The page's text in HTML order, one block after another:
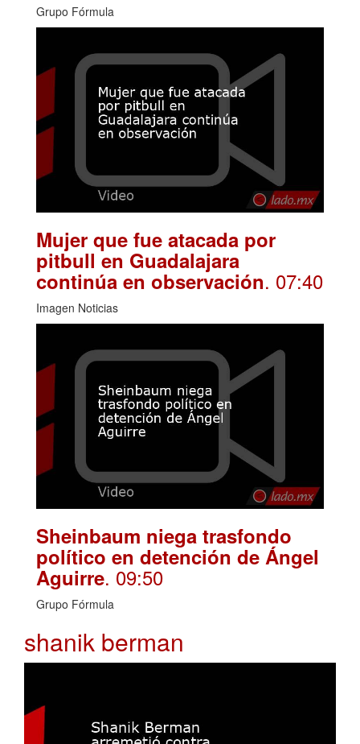
Grupo Fórmula
Mujer que fue atacada por
pitbull en Guadalajara
continúa en observación. 07:40
Imagen Noticias
Sheinbaum niega trasfondo
político en detención de Ángel
Aguirre. 09:50
Grupo Fórmula
shanik berman